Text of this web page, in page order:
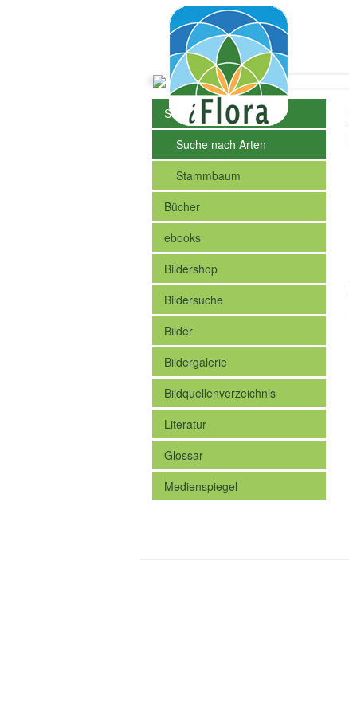
Steckbriefe der Arten
Suche nach Arten
Stammbaum
Bücher
ebooks
Bildershop
Bildersuche
Bilder
Bildergalerie
Bildquellenverzeichnis
Literatur
Glossar
Medienspiegel